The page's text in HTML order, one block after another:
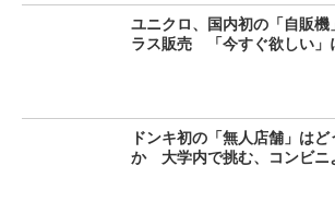
ユニクロ、国内初の「自販
ラス販売 「今すぐ欲しい」
ドンキ初の「無人店舗」は
か 大学内で挑む、コンビニ